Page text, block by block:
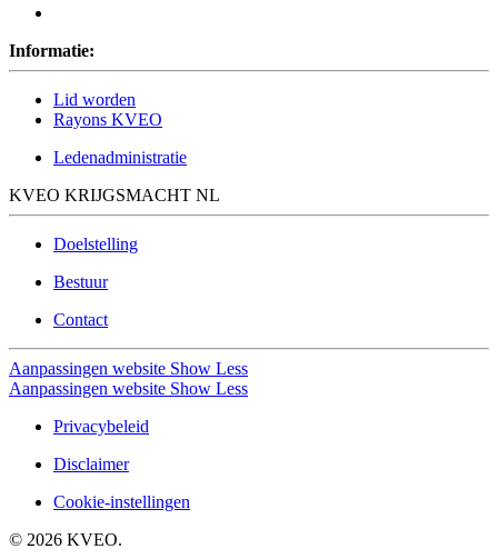
Informatie:
Lid worden
Rayons KVEO
Ledenadministratie
KVEO KRIJGSMACHT NL
Doelstelling
Bestuur
Contact
Aanpassingen website Show Less
Aanpassingen website Show Less
Privacybeleid
Disclaimer
Cookie-instellingen
© 2026 KVEO.